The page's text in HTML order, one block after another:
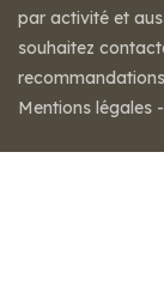
par activité et
souhaitez
Mentions légales -